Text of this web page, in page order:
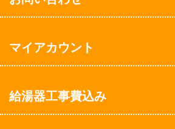
マイアカウント
給湯器工事費込み